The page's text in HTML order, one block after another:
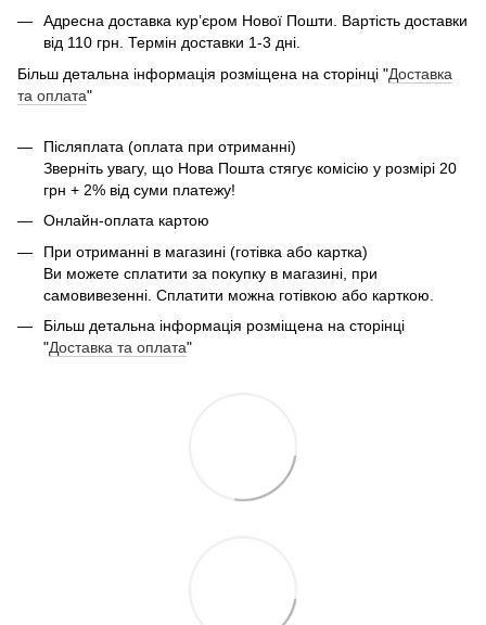
Адресна доставка курʼєром Нової Пошти. Вартість доставки
від 110 грн. Термін доставки 1-3 дні.
Більш детальна інформація розміщена на сторінці "Доставка
та оплата"
Післяплата (оплата при отриманні)
Зверніть увагу, що Нова Пошта стягує комісію у розмірі 20
грн + 2% від суми платежу!
Онлайн-оплата картою
При отриманні в магазині (готівка або картка)
Ви можете сплатити за покупку в магазині, при
самовивезенні. Сплатити можна готівкою або карткою.
Більш детальна інформація розміщена на сторінці
"Доставка та оплата"